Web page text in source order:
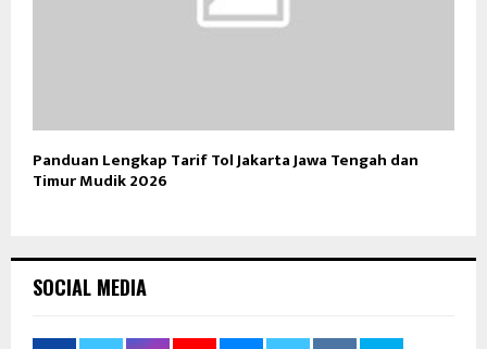
Panduan Lengkap Tarif Tol Jakarta Jawa Tengah dan
Timur Mudik 2026
SOCIAL MEDIA